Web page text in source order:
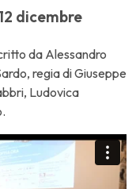
dicembre
da Alessandro
regia di Giuseppe
Ludovica